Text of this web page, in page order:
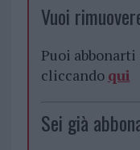
Vuoi
Puoi abbonarti
cliccando qui
Sei già